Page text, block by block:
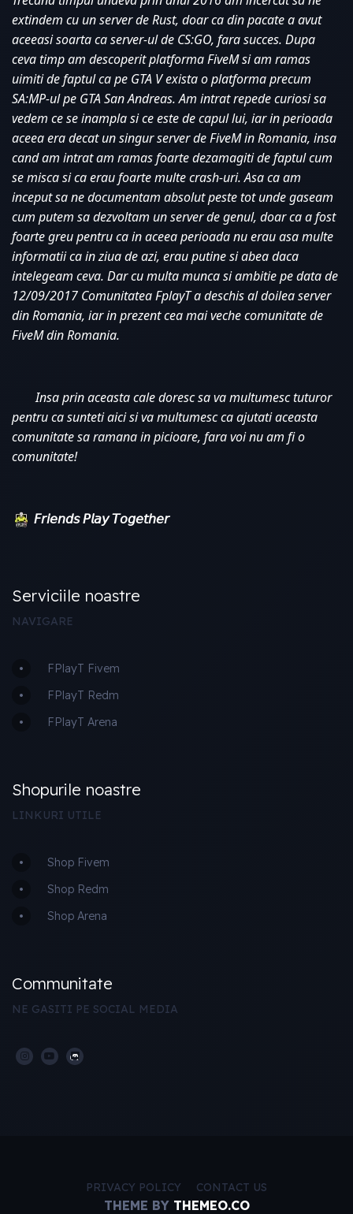
extindem cu un server de Rust, doar ca din pacate a avut
aceeasi soarta ca server-ul de CS:GO, fara succes. Dupa
ceva timp am descoperit platforma FiveM si am ramas
uimiti de faptul ca pe GTA V exista o platforma precum
SA:MP-ul pe GTA San Andreas. Am intrat repede curiosi sa
vedem ce se inampla si ce este de capul lui, iar in perioada
aceea era decat un singur server de FiveM in Romania, insa
cand am intrat am ramas foarte dezamagiti de faptul cum
se misca si ca erau foarte multe crash-uri. Asa ca am
inceput sa ne documentam absolut peste tot unde gaseam
cum putem sa dezvoltam un server de genul, doar ca a fost
foarte greu pentru ca in aceea perioada nu erau asa multe
informatii ca in ziua de azi, erau putine si abea daca
intelegeam ceva. Dar cu multa munca si ambitie pe data de
12/09/2017 Comunitatea FplayT a deschis al doilea server
din Romania, iar in prezent cea mai veche comunitate de
FiveM din Romania.
Insa prin aceasta cale doresc sa va multumesc tuturor
pentru ca sunteti aici si va multumesc ca ajutati aceasta
comunitate sa ramana in picioare, fara voi nu am fi o
comunitate!
𝘍𝘳𝘪𝘦𝘯𝘥𝘴 𝘗𝘭𝘢𝘺 𝘛𝘰𝘨𝘦𝘵𝘩𝘦𝘳
Serviciile noastre
NAVIGARE
FPlayT Fivem
FPlayT Redm
FPlayT Arena
Shopurile noastre
LINKURI UTILE
Shop Fivem
Shop Redm
Shop Arena
Communitate
NE GASITI PE SOCIAL MEDIA
PRIVACY POLICY CONTACT US
THEME BY THEMEO.CO